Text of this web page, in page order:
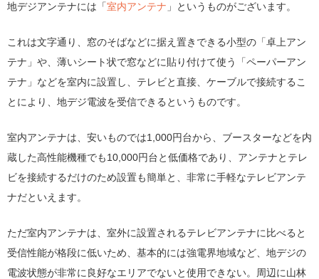
地デジアンテナには「室内アンテナ 」というものがございます。
これは文字通り、窓のそばなどに据え置きできる小型の「卓上アン
テナ」や、薄いシート状で窓などに貼り付けて使う「ペーパーアン
テナ」などを室内に設置し、テレビと直接、ケーブルで接続するこ
とにより、地デジ電波を受信できるというものです。
室内アンテナは、安いものでは1,000円台から、ブースターなどを内
蔵した高性能機種でも10,000円台と低価格であり、アンテナとテレ
ビを接続するだけのため設置も簡単と、非常に手軽なテレビアンテ
ナだといえます。
ただ室内アンテナは、室外に設置されるテレビアンテナに比べると
受信性能が格段に低いため、基本的には強電界地域など、地デジの
電波状態が非常に良好なエリアでないと使用できない。周辺に山林